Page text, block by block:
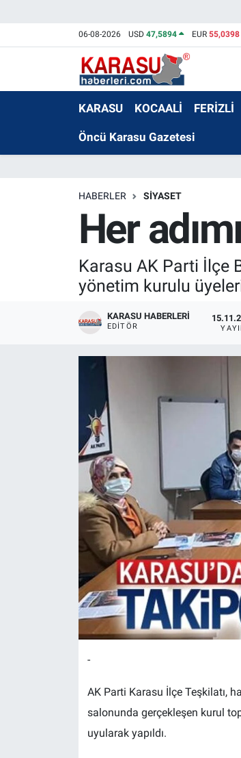
06-08-2026 USD47,5894 EUR 55,0398
KARASU KOCAALİ FERİZLİ
Öncü Karasu Gazetesi
HABERLER SİYASET
Her
Karasu AK Parti İlçe
yönetim kurulu
KARASU HABERLERI
EDITÖR
-
AK Parti Karasu İlçe Teşkilatı,
salonunda gerçekleşen kurul
uyularak yapıldı.